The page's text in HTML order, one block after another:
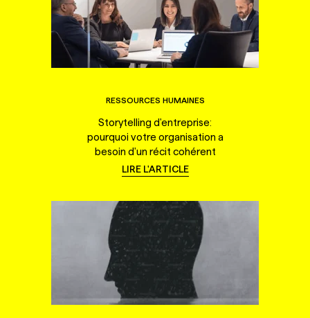
RESSOURCES HUMAINES
Storytelling d'entreprise:
pourquoi votre organisation a
besoin d'un récit cohérent
LIRE L'ARTICLE